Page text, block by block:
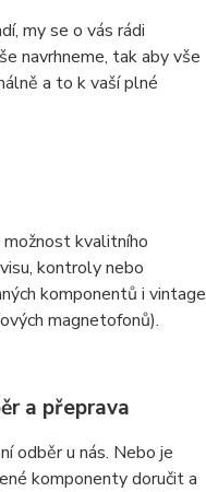
my se o vás rádi
navrhneme, tak aby vše
a to k vaší plné
kvalitního
kontroly nebo
komponentů i vintage
magnetofonů).
a přeprava
odběr u nás. Nebo je
komponenty doručit a